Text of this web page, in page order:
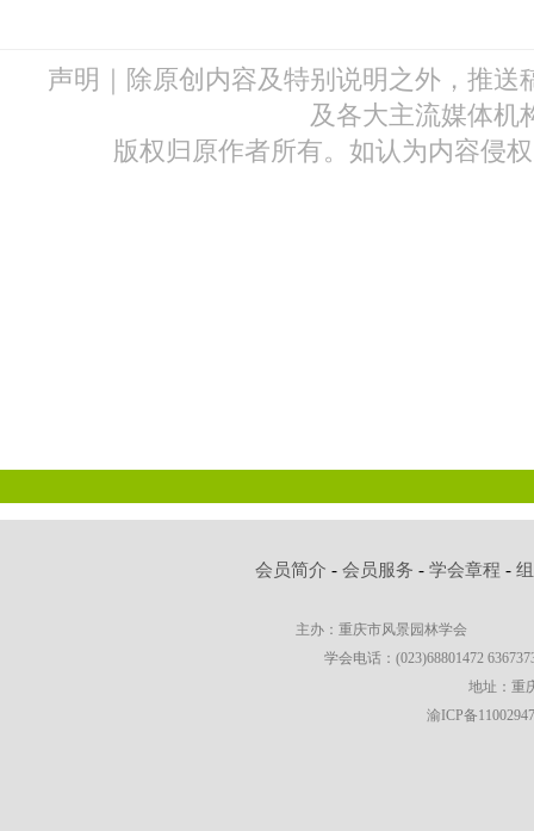
声明｜除原创内容及特别说明之外，推送
及各大主流媒体机
版权归原作者所有。如认为内容侵
会员简介 -会员服务 -学会章程 -
主办：重庆市风景园林学会
学会电话：(023)68801472
地址：重
渝ICP备